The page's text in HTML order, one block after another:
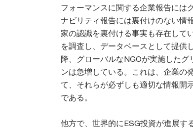
フォーマンスに関する企業報告には
ナビリティ報告には裏付けのない情
家の認識を裏付ける事実も存在して
を調査し、データベースとして提供
降、グローバルなNGOが実施した
ンは急増している。これは、企業の
て、それらが必ずしも適切な情報開
である。
他方で、世界的にESG投資が進展す